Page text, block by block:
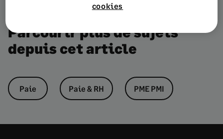
Parcourir plus de sujets
depuis cet article
Paie Paie & RH PME PMI
cookies